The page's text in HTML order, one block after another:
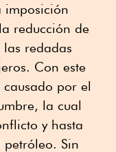
imposición
reducción de
redadas
Con este
por el
la cual
y hasta
Sin